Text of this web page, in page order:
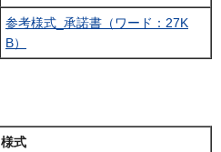
参考様式_承諾書（ワード：27K
B）
様式